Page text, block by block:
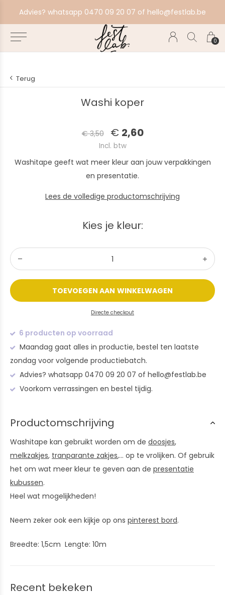
0
Advies? whatsapp 0470 09 20 07 of hello@festlab.be
Terug
Washi koper
€ 3,50 € 2,60
Incl. btw
Washitape geeft wat meer kleur aan jouw verpakkingen
en presentatie.
Lees de volledige productomschrijving
Kies je kleur:
TOEVOEGEN AAN WINKELWAGEN
Directe checkout
6 producten op voorraad
Maandag gaat alles in productie, bestel ten laatste
zondag voor volgende productiebatch.
Advies? whatsapp 0470 09 20 07 of hello@festlab.be
Voorkom verrassingen en bestel tijdig.
Productomschrijving
Washitape kan gebruikt worden om de doosjes,
melkzakjes, tranparante zakjes,... op te vrolijken. Of gebruik
het om wat meer kleur te geven aan de presentatie
kubussen.
Heel wat mogelijkheden!
Neem zeker ook een kijkje op ons pinterest bord.
Breedte: 1,5cm Lengte: 10m
Recent bekeken